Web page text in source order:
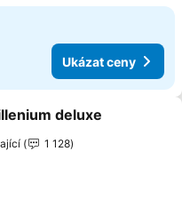
Ukázat ceny
na seznam oblíbených
deluxe
1 128